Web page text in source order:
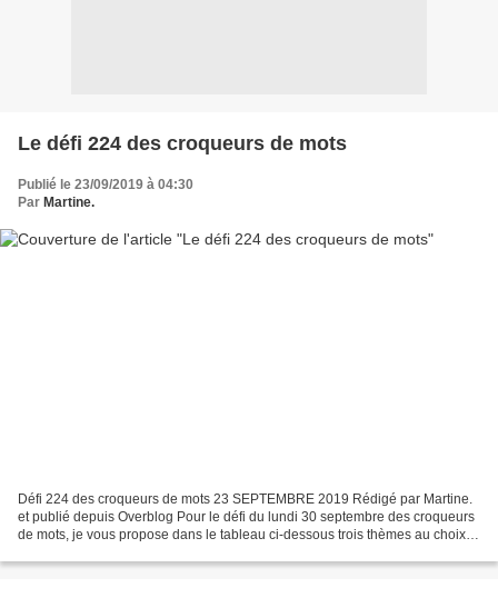
Le défi 224 des croqueurs de mots
Publié le 23/09/2019 à 04:30
Par Martine.
Défi 224 des croqueurs de mots 23 SEPTEMBRE 2019 Rédigé par Martine.
et publié depuis Overblog Pour le défi du lundi 30 septembre des croqueurs
de mots, je vous propose dans le tableau ci-dessous trois thèmes au choix et